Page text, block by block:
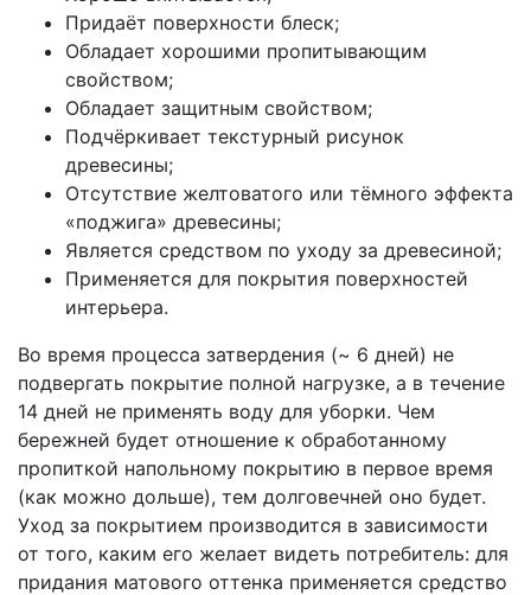
Придаёт поверхности блеск;
Обладает хорошими пропитывающим
свойством;
Обладает защитным свойством;
Подчёркивает текстурный рисунок
древесины;
Отсутствие желтоватого или тёмного эффекта
«поджига» древесины;
Является средством по уходу за древесиной;
Применяется для покрытия поверхностей
интерьера.
Во время процесса затвердения (~ 6 дней) не
подвергать покрытие полной нагрузке, а в течение
14 дней не применять воду для уборки. Чем
бережней будет отношение к обработанному
пропиткой напольному покрытию в первое время
(как можно дольше), тем долговечней оно будет.
Уход за покрытием производится в зависимости
от того, каким его желает видеть потребитель: для
придания матового оттенка применяется средство